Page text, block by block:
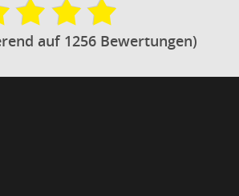
auf 1256 Bewertungen)